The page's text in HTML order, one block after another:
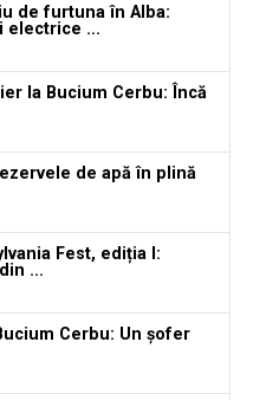
a publicat lista posturilor
de Jos, disponibile la 4
a publicat lista posturilor
disponibile la 4 august
lista posturilor
de Jos, reținut după
de furtuna în Alba:
electrice ...
la Bucium Cerbu: Încă
de apă în plină
Fest, ediția I:
...
Cerbu: Un șofer